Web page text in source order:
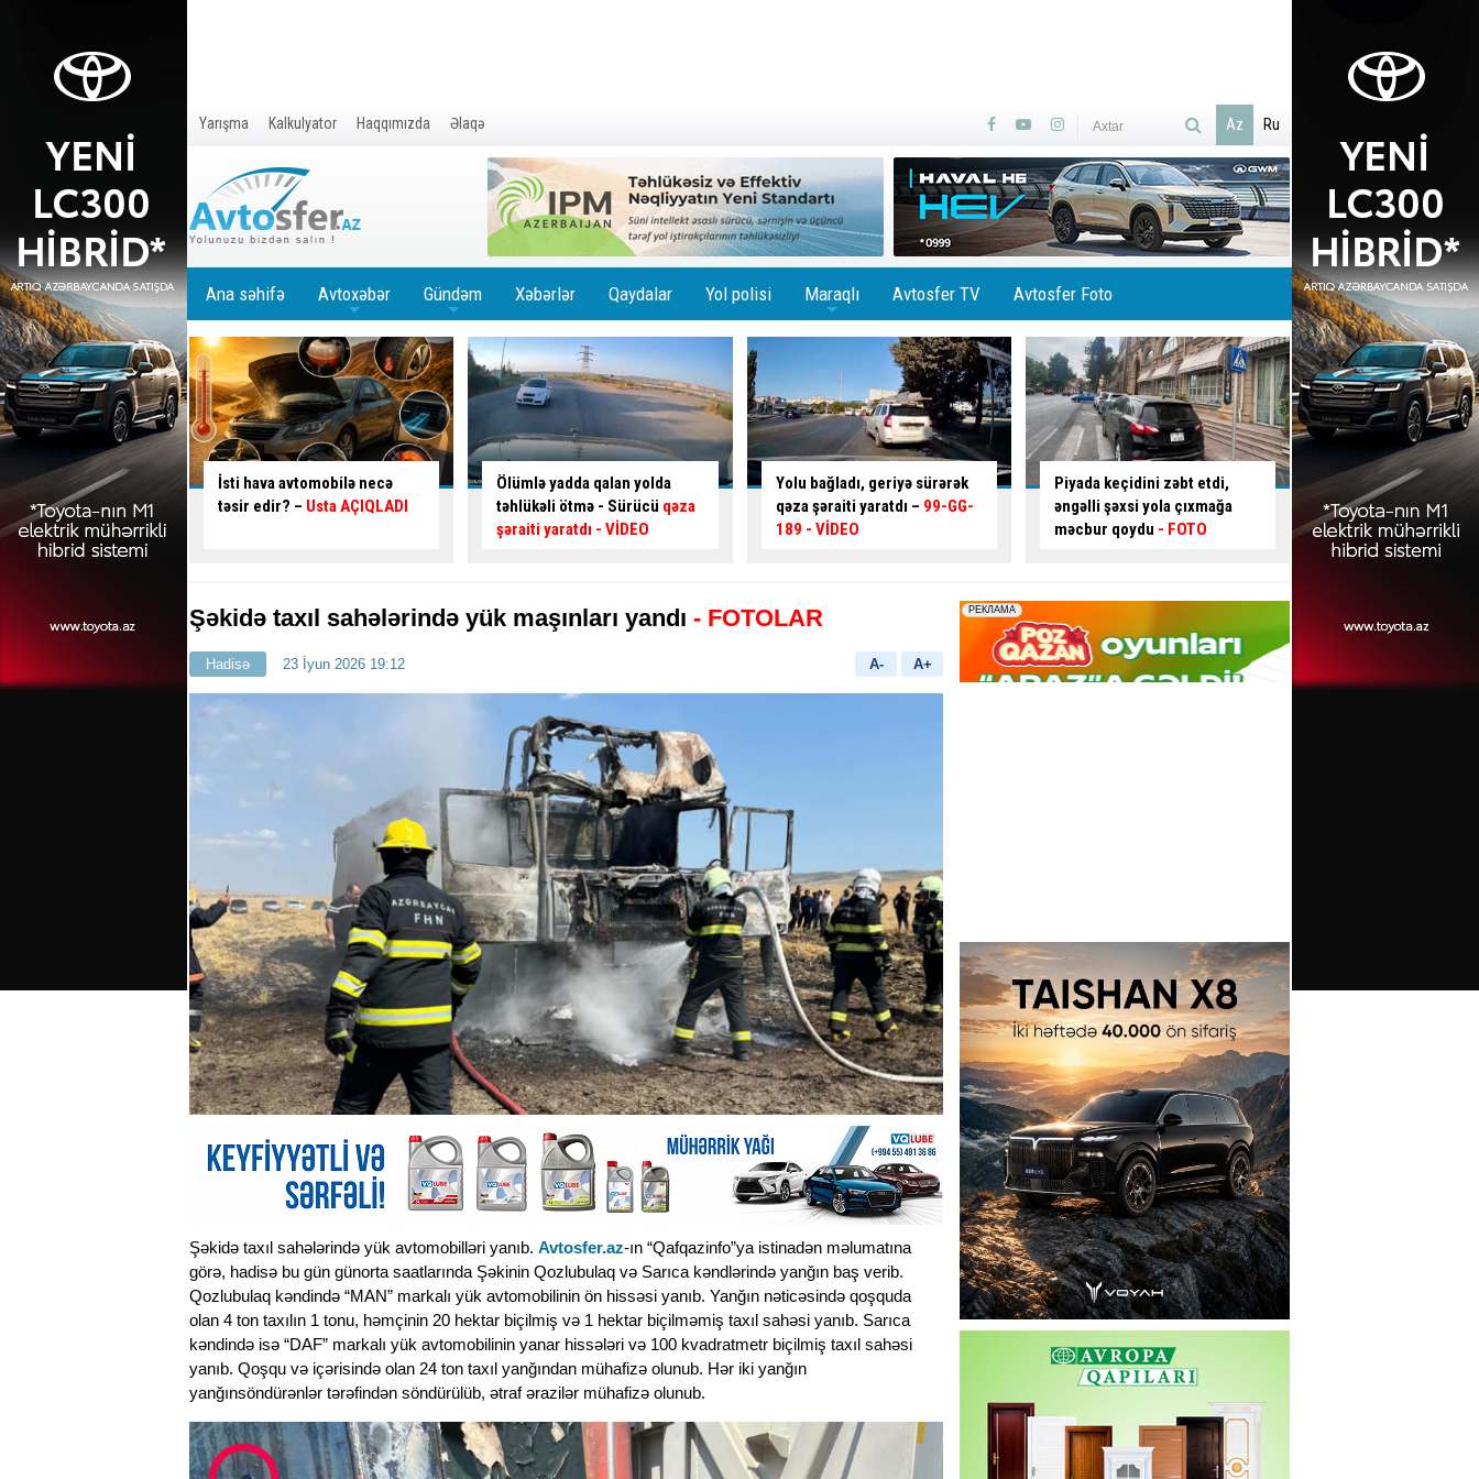
Yarışma Kalkulyator Haqqımızda Əlaqə Az Ru
Ana səhifə Avtoxəbər Gündəm Xəbərlər Qaydalar Yol polisi Maraqlı Avtosfer TV Avtosfer Foto
necə
Usta AÇIQLADI
Ölümlə yadda qalan yolda
təhlükəli ötmə - Sürücüqəza
Yolu bağladı, geriyə sürərək
qəza şəraiti yaratdı –99-GG-
189- VİDEO
Piyada keçidini zəbt etdi,
əngəlli şəxsi yola çıxmağa
məcbur qoydu
Sumqayıtda avtomobil təmiri
sexi yandı- VİDEO
Maşın işıq dirəyinə
Sürücü ÖLDÜ
Şəkidə taxıl sahələrində yük maşınları yandı - FOTOLAR
Hadisə 23 İyun 2026 19:12 A- A+
Şəkidə taxıl sahələrində yük avtomobilləri yanıb. Avtosfer.az-ın “Qafqazinfo”ya istinadən məlumatına
görə, hadisə bu gün günorta saatlarında Şəkinin Qozlubulaq və Sarıca kəndlərində yanğın baş verib.
Qozlubulaq kəndində “MAN” markalı yük avtomobilinin ön hissəsi yanıb. Yanğın nəticəsində qoşquda
olan 4 ton taxılın 1 tonu, həmçinin 20 hektar biçilmiş və 1 hektar biçilməmiş taxıl sahəsi yanıb. Sarıca
kəndində isə “DAF” markalı yük avtomobilinin yanar hissələri və 100 kvadratmetr biçilmiş taxıl sahəsi
yanıb. Qoşqu və içərisində olan 24 ton taxıl yanğından mühafizə olunub. Hər iki yanğın
yanğınsöndürənlər tərəfindən söndürülüb, ətraf ərazilər mühafizə olunub.